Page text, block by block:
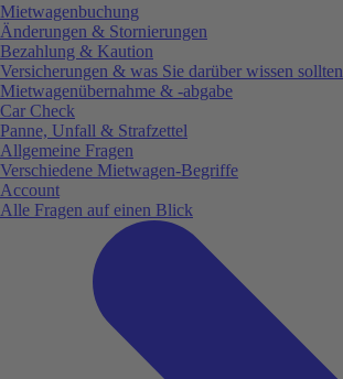
Mietwagenbuchung
Änderungen & Stornierungen
Bezahlung & Kaution
Versicherungen & was Sie darüber wissen sollten
Mietwagenübernahme & -abgabe
Car Check
Panne, Unfall & Strafzettel
Allgemeine Fragen
Verschiedene Mietwagen-Begriffe
Account
Alle Fragen auf einen Blick